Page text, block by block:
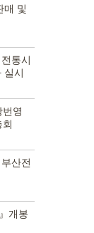
매 및
통시
실시
영
산전
개봉